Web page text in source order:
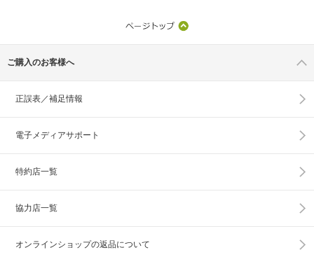
ご購入のお客様へ
正誤表／補足情報
電子メディアサポート
特約店一覧
協力店一覧
オンラインショップの返品について